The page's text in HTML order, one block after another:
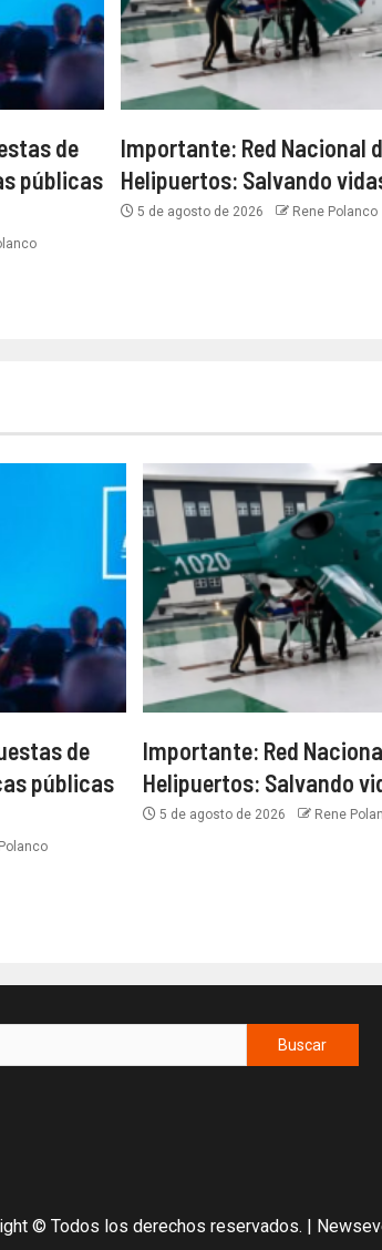
de
públicas
Importante: Red Nacional
Helipuertos: Salvando
5 de agosto de 2026 Rene Polanco
de
públicas
Importante: Red
Helipuertos: Salvando
5 de agosto de 2026 Rene
© Todos los derechos reservados. |